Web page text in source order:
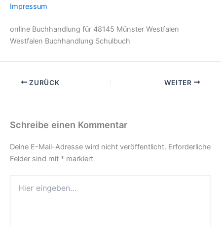
Impressum
online Buchhandlung für 48145 Münster Westfalen
Westfalen Buchhandlung Schulbuch
ZURÜCK WEITER
Schreibe einen Kommentar
Deine E-Mail-Adresse wird nicht veröffentlicht. Erforderliche
Felder sind mit * markiert
eingeben…